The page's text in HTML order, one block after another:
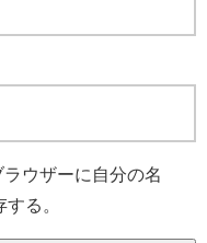
ウザーに自分の名
る。